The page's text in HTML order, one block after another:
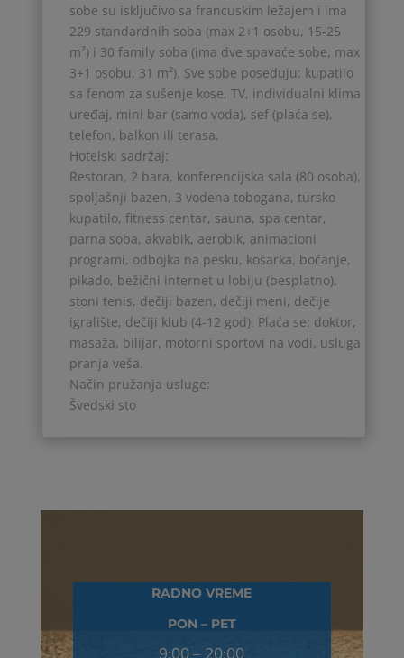
sobe su isključivo sa francuskim ležajem i ima
229 standardnih soba (max 2+1 osobu, 15-25
m²) i 30 family soba (ima dve spavaće sobe, max
3+1 osobu, 31 m²). Sve sobe poseduju: kupatilo
sa fenom za sušenje kose, TV, individualni klima
uređaj, mini bar (samo voda), sef (plaća se),
telefon, balkon ili terasa.
Hotelski sadržaj:
Restoran, 2 bara, konferencijska sala (80 osoba),
spoljašnji bazen, 3 vodena tobogana, tursko
kupatilo, fitness centar, sauna, spa centar,
parna soba, akvabik, aerobik, animacioni
programi, odbojka na pesku, košarka, boćanje,
pikado, bežični internet u lobiju (besplatno),
stoni tenis, dečiji bazen, dečiji meni, dečije
igralište, dečiji klub (4-12 god). Plaća se: doktor,
masaža, bilijar, motorni sportovi na vodi, usluga
pranja veša.
Način pružanja usluge:
Švedski sto
RADNO VREME
PON – PET